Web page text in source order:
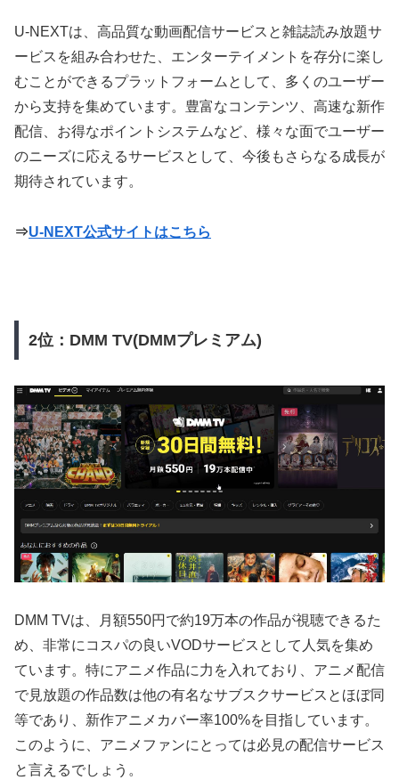
U-NEXTは、高品質な動画配信サービスと雑誌読み放題サ
ービスを組み合わせた、エンターテイメントを存分に楽し
むことができるプラットフォームとして、多くのユーザー
から支持を集めています。豊富なコンテンツ、高速な新作
配信、お得なポイントシステムなど、様々な面でユーザー
のニーズに応えるサービスとして、今後もさらなる成長が
期待されています。
⇒U-NEXT公式サイトはこちら
2位：DMM TV(DMMプレミアム)
DMM TVは、月額550円で約19万本の作品が視聴できるた
め、非常にコスパの良いVODサービスとして人気を集め
ています。特にアニメ作品に力を入れており、アニメ配信
で見放題の作品数は他の有名なサブスクサービスとほぼ同
等であり、新作アニメカバー率100%を目指しています。
このように、アニメファンにとっては必見の配信サービス
と言えるでしょう。